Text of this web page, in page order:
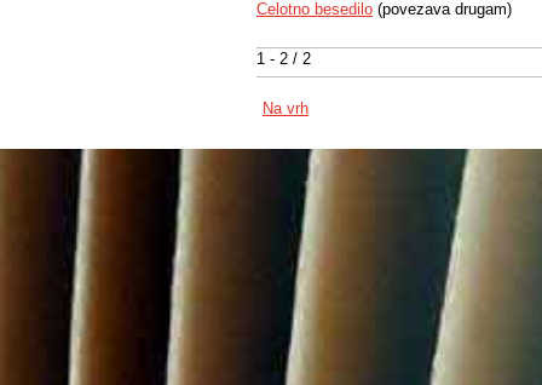
1 - 2 / 2
Celotno besedilo (povezava drugam)
Na vrh